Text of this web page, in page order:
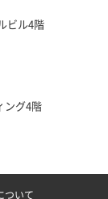
ビル4階
ング4階
ついて